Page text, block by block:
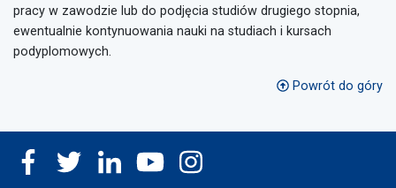
pracy w zawodzie lub do podjęcia studiów drugiego stopnia,
ewentualnie kontynuowania nauki na studiach i kursach
podyplomowych.
Powrót do góry